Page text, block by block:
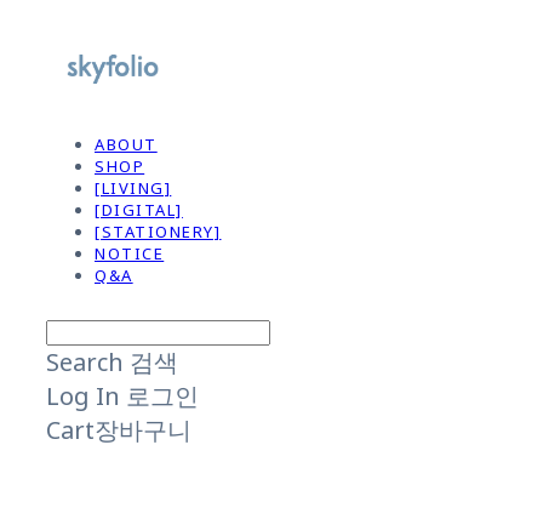
ABOUT
SHOP
[LIVING]
[DIGITAL]
[STATIONERY]
NOTICE
Q&A
Search 검색
Log In 로그인
Cart장바구니